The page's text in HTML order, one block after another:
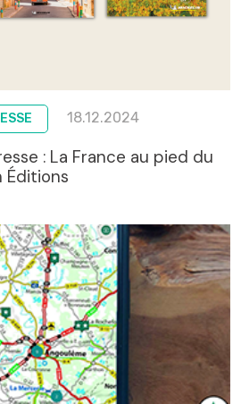
18.12.2024
: La France au pied du
Éditions